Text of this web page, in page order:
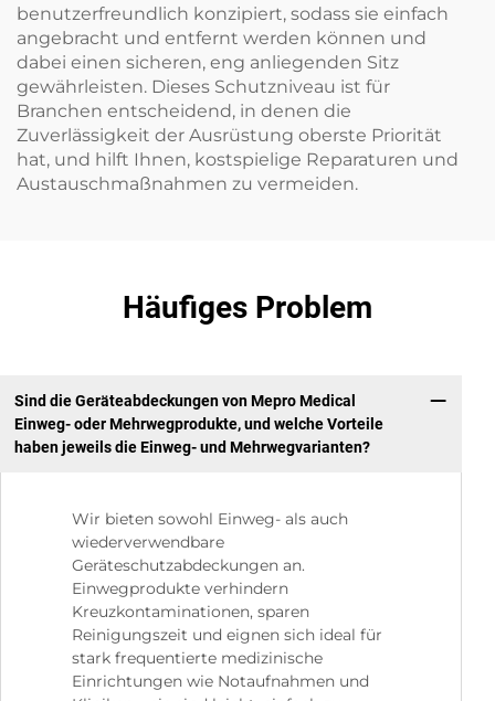
benutzerfreundlich konzipiert, sodass sie einfach
angebracht und entfernt werden können und
dabei einen sicheren, eng anliegenden Sitz
gewährleisten. Dieses Schutzniveau ist für
Branchen entscheidend, in denen die
Zuverlässigkeit der Ausrüstung oberste Priorität
hat, und hilft Ihnen, kostspielige Reparaturen und
Austauschmaßnahmen zu vermeiden.
Häufiges Problem
Sind die Geräteabdeckungen von Mepro Medical
Einweg- oder Mehrwegprodukte, und welche Vorteile
haben jeweils die Einweg- und Mehrwegvarianten?
Wir bieten sowohl Einweg- als auch
wiederverwendbare
Geräteschutzabdeckungen an.
Einwegprodukte verhindern
Kreuzkontaminationen, sparen
Reinigungszeit und eignen sich ideal für
stark frequentierte medizinische
Einrichtungen wie Notaufnahmen und